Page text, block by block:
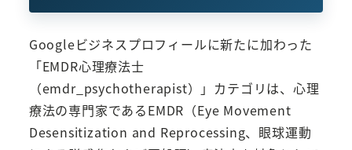
Googleビジネスプロフィールに新たに加わった
「EMDR心理療法士
（emdr_psychotherapist）」カテゴリは、心理
療法の専門家であるEMDR（Eye Movement
Desensitization and Reprocessing、眼球運動